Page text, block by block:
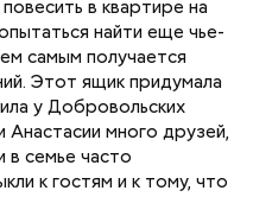
в квартире на
найти еще чье-
самым получается
Этот ящик придумала
у Добровольских
Анастасии много друзей,
в семье часто
к гостям и к тому, что